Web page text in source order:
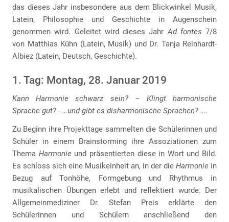
das dieses Jahr insbesondere aus dem Blickwinkel Musik,
Latein, Philosophie und Geschichte in Augenschein
genommen wird. Geleitet wird dieses JahrAd fontes 7/8
von Matthias Kühn (Latein, Musik) und Dr. Tanja Reinhardt-
Albiez (Latein, Deutsch, Geschichte).
1. Tag: Montag, 28. Januar 2019
Kann Harmonie schwarz sein? – Klingt harmonische
Sprache gut? - …und gibt es disharmonische Sprachen? ….
Zu Beginn ihre Projekttage sammelten die Schülerinnen und
Schüler in einem Brainstorming ihre Assoziationen zum
Thema Harmonieund präsentierten diese in Wort und Bild.
Es schloss sich eine Musikeinheit an, in der die Harmonie in
Bezug auf Tonhöhe, Formgebung und Rhythmus in
musikalischen Übungen erlebt und reflektiert wurde. Der
Allgemeinmediziner Dr. Stefan Preis erklärte den
Schülerinnen und Schülern anschließend den